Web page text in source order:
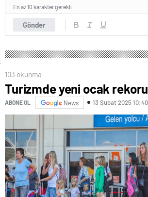
Gönder
En az 10 karakter gerekli
103 okunma
Turizmde yeni ocak rekoru
ABONE OL News 13 Şubat 2025 10:40